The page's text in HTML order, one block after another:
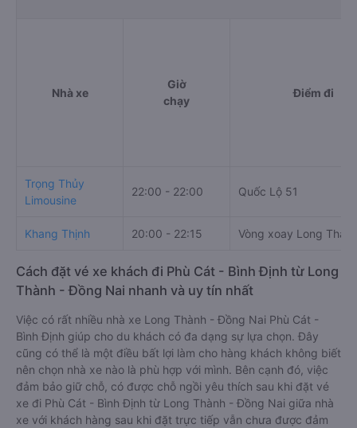
Nhà xe
Giờ
chạy
Điểm đi
Trọng Thủy
Limousine
22:00 - 22:00 Quốc Lộ 51
Khang Thịnh 20:00 - 22:15 Vòng xoay Long
Cách đặt vé xe khách đi Phù Cát - Bình Định từ Long
Thành - Đồng Nai nhanh và uy tín nhất
Việc có rất nhiều nhà xe Long Thành - Đồng Nai Phù Cát -
Bình Định giúp cho du khách có đa dạng sự lựa chọn. Đây
cũng có thể là một điều bất lợi làm cho hàng khách không biết
nên chọn nhà xe nào là phù hợp với mình. Bên cạnh đó, việc
đảm bảo giữ chỗ, có được chỗ ngồi yêu thích sau khi đặt vé
xe đi Phù Cát - Bình Định từ Long Thành - Đồng Nai giữa nhà
xe với khách hàng sau khi đặt trực tiếp vẫn chưa được đảm